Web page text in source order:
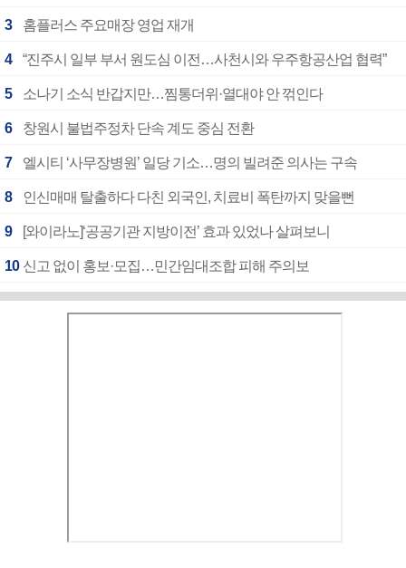
3 홈플러스 주요매장 영업 재개
4 “진주시 일부 부서 원도심 이전…사천시와 우주항공산업 협력”
5 소나기 소식 반갑지만…찜통더위·열대야 안 꺾인다
6 창원시 불법주정차 단속 계도 중심 전환
7 엘시티 ‘사무장병원’ 일당 기소…명의 빌려준 의사는 구속
8 인신매매 탈출하다 다친 외국인, 치료비 폭탄까지 맞을뻔
9 [와이라노]‘공공기관 지방이전’ 효과 있었나 살펴보니
10 신고 없이 홍보·모집…민간임대조합 피해 주의보